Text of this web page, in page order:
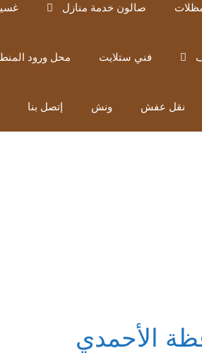
صالون خدمة منازل
فني ستلايت محل ورود
نقل عفش ونش إتصل بنا
الأحمدي